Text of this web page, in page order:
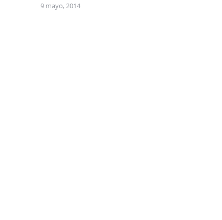
9 mayo, 2014